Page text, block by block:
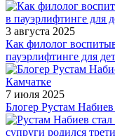
3 августа 2025
Как филолог
пауэрлифтинге для
7 июля 2025
Блогер Рустам